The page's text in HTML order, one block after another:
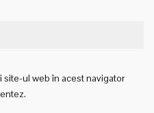
ul web în acest navigator